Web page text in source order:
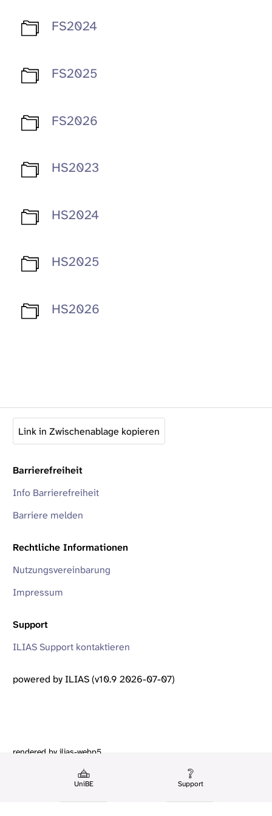
UniBE Support
FS2024
FS2025
FS2026
HS2023
HS2024
HS2025
HS2026
Link in Zwischenablage kopieren
Barrierefreiheit
Info Barrierefreiheit
Barriere melden
Rechtliche Informationen
Nutzungsvereinbarung
Impressum
Support
ILIAS Support kontaktieren
powered by ILIAS (v10.9 2026-07-07)
rendered by ilias-webp5